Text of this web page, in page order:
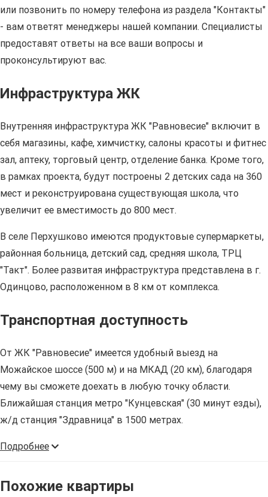
или позвонить по номеру телефона из раздела "Контакты"
- вам ответят менеджеры нашей компании. Специалисты
предоставят ответы на все ваши вопросы и
проконсультируют вас.
Инфраструктура ЖК
Внутренняя инфраструктура ЖК "Равновесие" включит в
себя магазины, кафе, химчистку, салоны красоты и фитнес
зал, аптеку, торговый центр, отделение банка. Кроме того,
в рамках проекта, будут построены 2 детских сада на 360
мест и реконструирована существующая школа, что
увеличит ее вместимость до 800 мест.
В селе Перхушково имеются продуктовые супермаркеты,
районная больница, детский сад, средняя школа, ТРЦ
"Такт". Более развитая инфраструктура представлена в г.
Одинцово, расположенном в 8 км от комплекса.
Транспортная доступность
От ЖК "Равновесие" имеется удобный выезд на
Можайское шоссе (500 м) и на МКАД (20 км), благодаря
чему вы сможете доехать в любую точку области.
Ближайшая станция метро "Кунцевская" (30 минут езды),
ж/д станция "Здравница" в 1500 метрах.
Подробнее
Похожие квартиры